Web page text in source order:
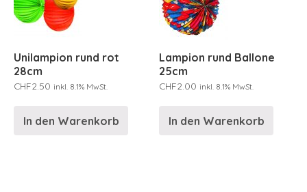
Unilampion rund rot
28cm
CHF2.50 inkl. 8.1% MwSt.
In den Warenkorb
Lampion rund Ballone
25cm
CHF2.00 inkl. 8.1% MwSt.
In den Warenkorb